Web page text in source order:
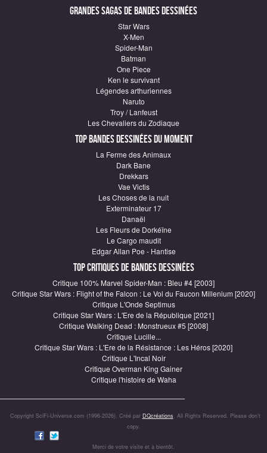
Grandes sagas de Bandes Dessinées
Star Wars
X-Men
Spider-Man
Batman
One Piece
Ken le survivant
Légendes arthuriennes
Naruto
Troy / Lanfeust
Les Chevaliers du Zodiaque
Top Bandes Dessinées du moment
La Ferme des Animaux
Dark Bane
Drekkars
Vae Victis
Les Choses de la nuit
Exterminateur 17
Danaël
Les Fleurs de Dorkéïne
Le Cargo maudit
Edgar Allan Poe - Hantise
Top critiques de Bandes Dessinées
Critique 100% Marvel Spider-Man : Bleu #4 [2003]
Critique Star Wars : Flight of the Falcon : Le Vol du Faucon Millenium [2020]
Critique L'Onde Septimus
Critique Star Wars : L'Ere de la République [2021]
Critique Walking Dead : Monstrueux #5 [2008]
Critique Lucille...
Critique Star Wars : L'Ere de la Résistance : Les Héros [2020]
Critique L'Incal Noir
Critique Overman King Gainer
Critique l'histoire de Waha
Copyright SciFi-Universe.com (1996-2026). Créé par DQcréations. All Rights Reserved. Please don’t
copy.
Merci de votre visite et à bientôt.